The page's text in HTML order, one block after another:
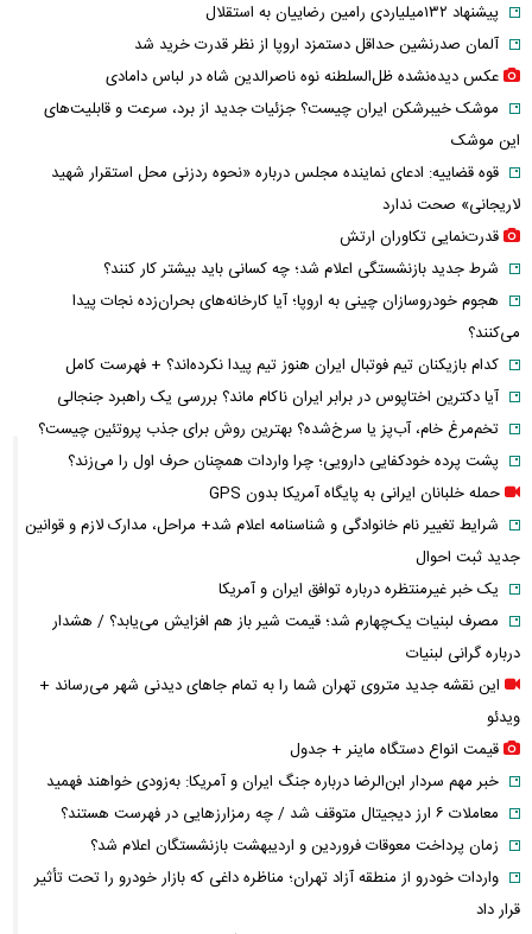
پیشنهاد ۱۳۲میلیاردی رامین رضاییان به استقلال
آلمان صدرنشین حداقل دستمزد اروپا از نظر قدرت خرید شد
عکس دیده‌نشده ظل‌السلطنه نوه ناصرالدین شاه در لباس دامادی
موشک خیبرشکن ایران چیست؟ جزئیات جدید از برد، سرعت و قابلیت‌های
این موشک
قوه قضاییه: ادعای نماینده مجلس درباره «نحوه ردزنی محل استقرار شهید
لاریجانی» صحت ندارد
قدرت‌نمایی تکاوران ارتش
شرط جدید بازنشستگی اعلام شد؛ چه کسانی باید بیشتر کار کنند؟
هجوم خودروسازان چینی به اروپا؛ آیا کارخانه‌های بحران‌زده نجات پیدا
می‌کنند؟
کدام بازیکنان تیم فوتبال ایران هنوز تیم پیدا نکرده‌اند؟ + فهرست کامل
آیا دکترین اختاپوس در برابر ایران ناکام ماند؟ بررسی یک راهبرد جنجالی
تخم‌مرغ خام، آب‌پز یا سرخ‌شده؟ بهترین روش برای جذب پروتئین چیست؟
پشت پرده خودکفایی دارویی؛ چرا واردات همچنان حرف اول را می‌زند؟
حمله خلبانان ایرانی به پایگاه آمریکا بدون GPS
شرایط تغییر نام خانوادگی و شناسنامه اعلام شد+ مراحل، مدارک لازم و قوانین
جدید ثبت احوال
یک خبر غیرمنتظره درباره توافق ایران و آمریکا
مصرف لبنیات یک‌چهارم شد؛ قیمت شیر باز هم افزایش می‌یابد؟ / هشدار
درباره گرانی لبنیات
این نقشه جدید متروی تهران شما را به تمام جاهای دیدنی شهر می‌رساند +
ویدئو
قیمت انواع دستگاه ماینر + جدول
خبر مهم سردار ابن‌الرضا درباره جنگ ایران و آمریکا: به‌زودی خواهند فهمید
معاملات ۶ ارز دیجیتال متوقف شد / چه رمزارزهایی در فهرست هستند؟
زمان پرداخت معوقات فروردین و اردیبهشت بازنشستگان اعلام شد؟
واردات خودرو از منطقه آزاد تهران؛ مناظره داغی که بازار خودرو را تحت تأثیر
قرار داد